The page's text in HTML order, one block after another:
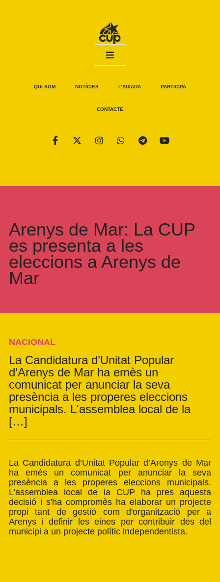
QUI SOM NOTÍCIES L’AIXADA PARTICIPA
CONTACTE
Arenys de Mar: La CUP
es presenta a les
eleccions a Arenys de
Mar
NACIONAL
La Candidatura d’Unitat Popular
d’Arenys de Mar ha emès un
comunicat per anunciar la seva
presència a les properes eleccions
municipals. L'assemblea local de la
[…]
La Candidatura d’Unitat Popular d’Arenys de Mar
ha emès un comunicat per anunciar la seva
presència a les properes eleccions municipals.
L'assemblea local de la CUP ha pres aquesta
decisió i s'ha compromès ha elaborar un projecte
propi tant de gestió com d'organització per a
Arenys i definir les eines per contribuir des del
municipi a un projecte polític independentista.